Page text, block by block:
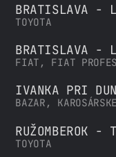
BRATISLAVA -
TOYOTA
BRATISLAVA -
FIAT, FIAT
IVANKA PRI
BAZAR,
RUŽOMBEROK -
TOYOTA